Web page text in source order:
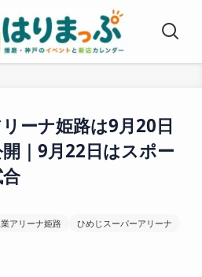
ーナ姫路は9月20日
｜9月22日はスポー
アリーナ姫路
ひめじスーパーアリーナ